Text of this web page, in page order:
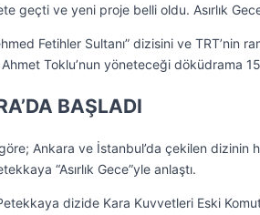
geçti ve yeni proje belli oldu. Asırlık
Fetihler Sultanı” dizisini ve TRT’nin
Ahmet Toklu’nun yöneteceği döküdrama
BAŞLADI
Ankara ve İstanbul’da çekilen dizinin
“Asırlık Gece”yle anlaştı.
dizide Kara Kuvvetleri Eski